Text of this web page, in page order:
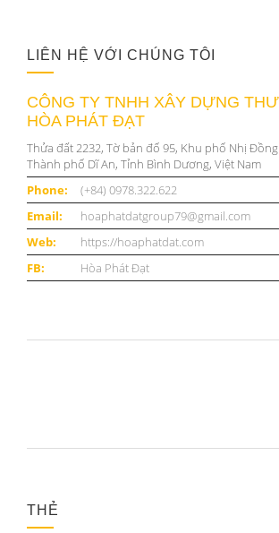
LIÊN HỆ VỚI CHÚNG TÔI
CÔNG TY TNHH XÂY DỰNG
HÒA PHÁT ĐẠT
Thửa đất 2232, Tờ bản đố 95, Khu phố Nhị
Thành phố Dĩ An, Tỉnh Bình Dương, Việt Nam
Phone:
(+84) 0978.322.622
Email:
hoaphatdatgroup79@gmail.com
Web:
https://hoaphatdat.com
FB:
Hòa Phát Đạt
THẺ